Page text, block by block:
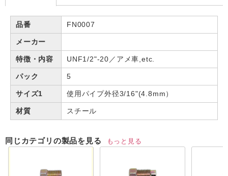
品番 FN0007
メーカー
特徴・内容 UNF1/2"-20／アメ車,etc.
パック 5
サイズ1 使用パイプ外径3/16"(4.8mm）
材質 スチール
同じカテゴリの製品を見る もっと見る